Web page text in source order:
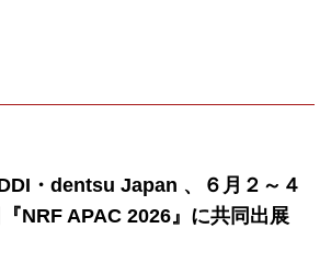
・dentsu Japan 、６月２～４
『NRF APAC 2026』に共同出展